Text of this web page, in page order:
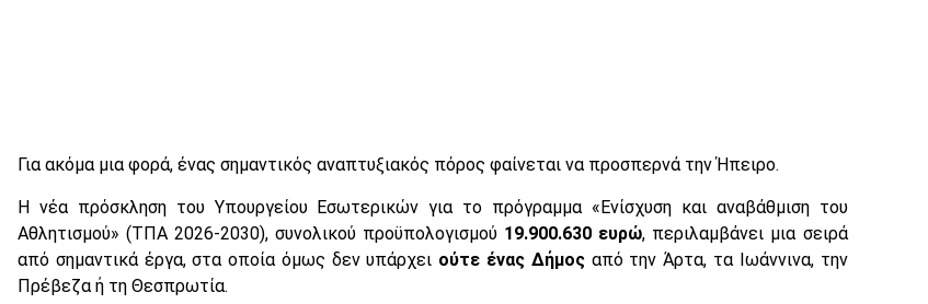
Για ακόμα μια φορά, ένας σημαντικός αναπτυξιακός πόρος φαίνεται να προσπερνά την Ήπειρο.
Η νέα πρόσκληση του Υπουργείου Εσωτερικών για το πρόγραμμα «Ενίσχυση και αναβάθμιση του
Αθλητισμού» (ΤΠΑ 2026-2030), συνολικού προϋπολογισμού 19.900.630 ευρώ, περιλαμβάνει μια σειρά
από σημαντικά έργα, στα οποία όμως δεν υπάρχει ούτε ένας Δήμοςαπό την Άρτα, τα Ιωάννινα, την
Πρέβεζα ή τη Θεσπρωτία.